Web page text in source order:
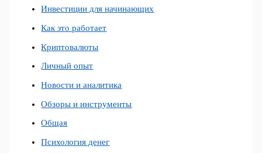
Инвестиции для начинающих
Как это работает
Криптовалюты
Личный опыт
Новости и аналитика
Обзоры и инструменты
Общая
Психология денег